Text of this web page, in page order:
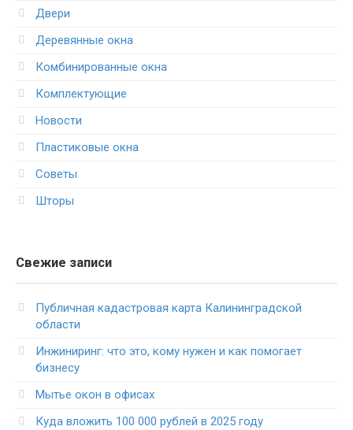
Двери
Деревянные окна
Комбинированные окна
Комплектующие
Новости
Пластиковые окна
Советы
Шторы
Свежие записи
Публичная кадастровая карта Калининградской
области
Инжиниринг: что это, кому нужен и как помогает
бизнесу
Мытье окон в офисах
Куда вложить 100 000 рублей в 2025 году